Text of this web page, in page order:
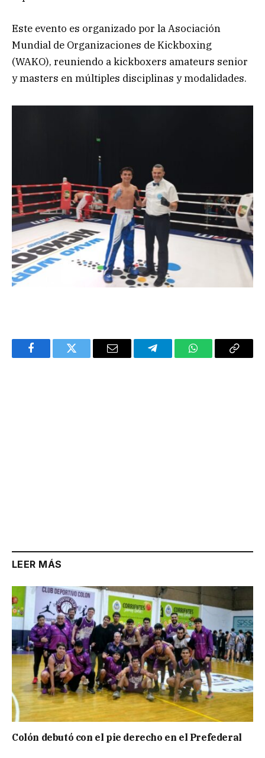
Este evento es organizado por la Asociación
Mundial de Organizaciones de Kickboxing
(WAKO), reuniendo a kickboxers amateurs senior
y masters en múltiples disciplinas y modalidades.
FacebookTwitter Email TelegramWhatsAppCopy
LEER MÁS
Colón debutó con el pie derecho en el Prefederal